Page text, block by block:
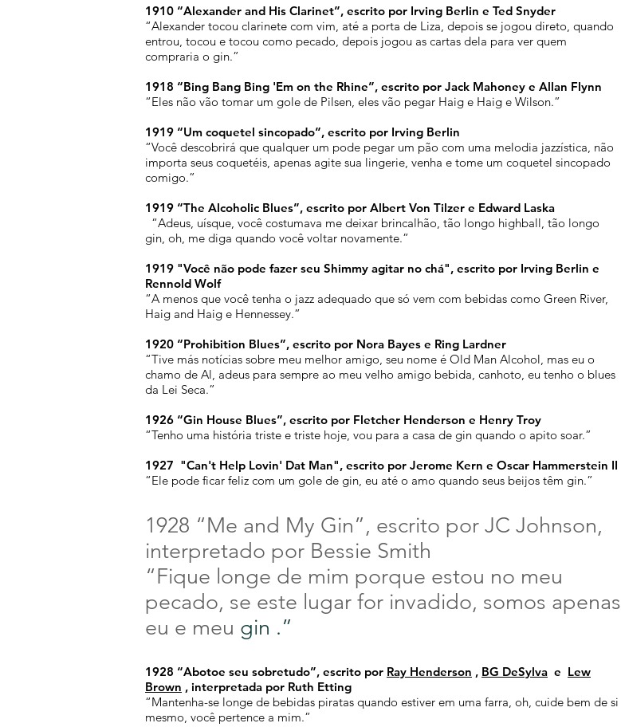
1910 “Alexander and His Clarinet”, escrito por Irving Berlin e Ted Snyder
“Alexander tocou clarinete com vim, até a porta de Liza, depois se jogou direto, quando
entrou, tocou e tocou como pecado, depois jogou as cartas dela para ver quem
compraria o gin.”
1918 “Bing Bang Bing 'Em on the Rhine”, escrito por Jack Mahoney e Allan Flynn
“Eles não vão tomar um gole de Pilsen, eles vão pegar Haig e Haig e Wilson.”
1919 “Um coquetel sincopado”, escrito por Irving Berlin
“Você descobrirá que qualquer um pode pegar um pão com uma melodia jazzística, não
importa seus coquetéis, apenas agite sua lingerie, venha e tome um coquetel sincopado
comigo.”
1919 “The Alcoholic Blues”, escrito por Albert Von Tilzer e Edward Laska
“Adeus, uísque, você costumava me deixar brincalhão, tão longo highball, tão longo
gin, oh, me diga quando você voltar novamente.”
1919 "Você não pode fazer seu Shimmy agitar no chá", escrito por Irving Berlin e
Rennold Wolf
“A menos que você tenha o jazz adequado que só vem com bebidas como Green River,
Haig and Haig e Hennessey.”
1920 “Prohibition Blues”, escrito por Nora Bayes e Ring Lardner
“Tive más notícias sobre meu melhor amigo, seu nome é Old Man Alcohol, mas eu o
chamo de Al, adeus para sempre ao meu velho amigo bebida, canhoto, eu tenho o blues
da Lei Seca.”
1926 “Gin House Blues”, escrito por Fletcher Henderson e Henry Troy
“Tenho uma história triste e triste hoje, vou para a casa de gin quando o apito soar.”
1927 "Can't Help Lovin' Dat Man", escrito por Jerome Kern e Oscar Hammerstein II
“Ele pode ficar feliz com um gole de gin, eu até o amo quando seus beijos têm gin.”
1928 “Me and My Gin”, escrito por JC Johnson,
interpretado por Bessie Smith
“Fique longe de mim porque estou no meu
pecado, se este lugar for invadido, somos apenas
eu e meu gin .”
1928 “Abotoe seu sobretudo”, escrito por Ray Henderson , BG DeSylva e Lew
Brown , interpretada por Ruth Etting
“Mantenha-se longe de bebidas piratas quando estiver em uma farra, oh, cuide bem de si
mesmo, você pertence a mim.”